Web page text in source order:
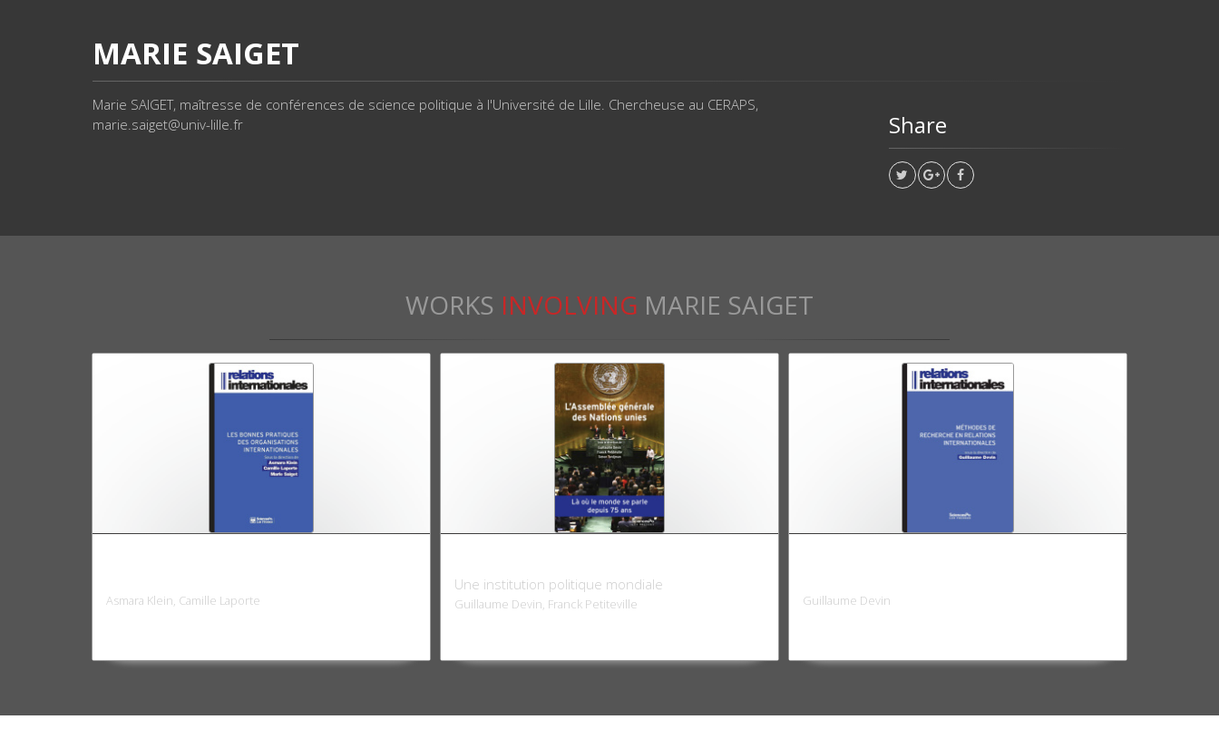
MARIE SAIGET
Marie SAIGET, maîtresse de conférences de science politique à l'Université de Lille. Chercheuse au CERAPS,
marie.saiget@univ-lille.fr
Share
WORKS INVOLVING MARIE SAIGET
Asmara Klein, Camille Laporte
Une institution politique mondiale
Guillaume Devin, Franck Petiteville Guillaume Devin